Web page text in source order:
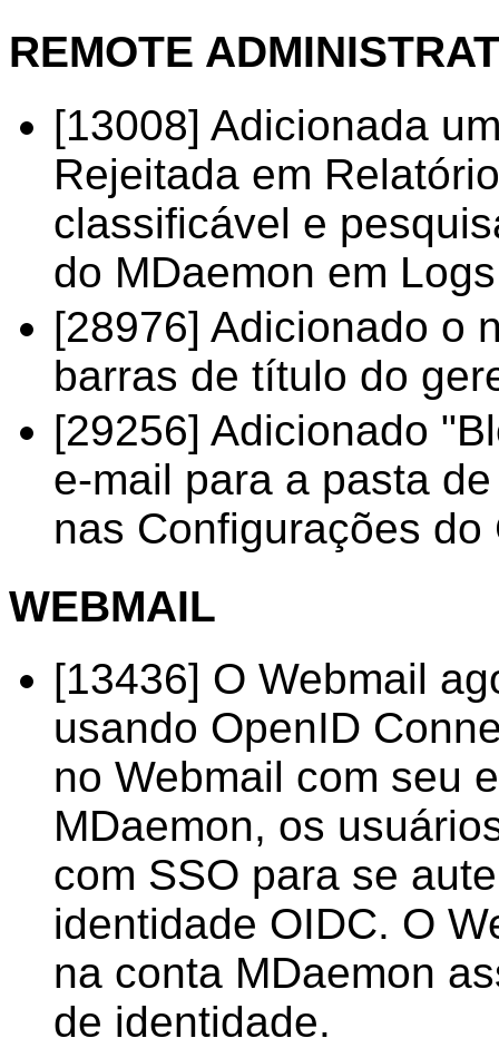
REMOTE
[13008] Adicionada
Rejeitada em
classificável e
do MDaemon em
[28976] Adicionado o
barras de título do
[29256] Adicionado
e-mail para a pasta
nas Configurações
WEBMAIL
[13436] O Webmail
usando OpenID
no Webmail com seu
MDaemon, os
com SSO para se
identidade OIDC. O
na conta MDaemon
de identidade.